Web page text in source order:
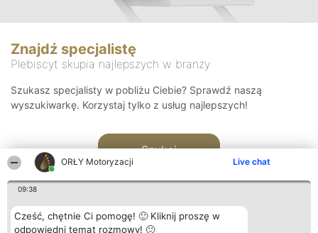
ORŁY Motoryzacji Live chat
09:38
Cześć, chętnie Ci pomogę! 🙂 Kliknij proszę w
odpowiedni temat rozmowy! 🙂
Znajdź specjalistę
Plebiscyt skupia najlepszych w branży
Szukasz specjalisty w pobliżu Ciebie? Sprawdź naszą
wyszukiwarkę. Korzystaj tylko z usług najlepszych!
Szukaj